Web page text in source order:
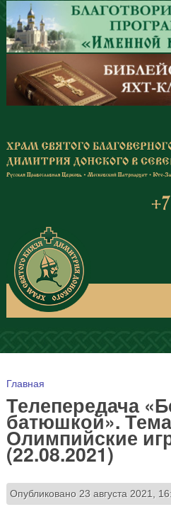
Перейти к основному содержанию
Вы здесь
Главная
Телепередача
батюшкой».
Олимпийские
(22.08.2021)
Опубликовано 23 августа 2021,